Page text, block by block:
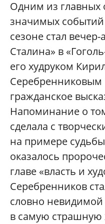
Одним из главных
значимых событий
сезоне стал
Сталина» в
его худруком
гражданское
Напоминание о
сделала с
на примере
оказалось
главе «власть и
Серебренников
словно
в самую страшную